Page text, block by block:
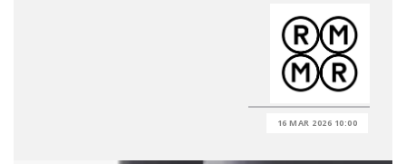
16 MAR 2026 10:00